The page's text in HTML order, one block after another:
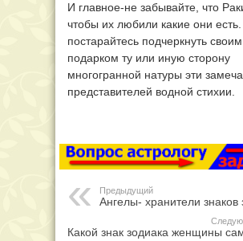
И главное-не забывайте, что
чтобы их любили какие они
постарайтесь подчеркнуть своим
подарком ту или иную сторону
многогранной натуры эти
представителей водной стихии.
Предыдущий
Ангелы- хранители знаков
Какой знак зодиака женщины